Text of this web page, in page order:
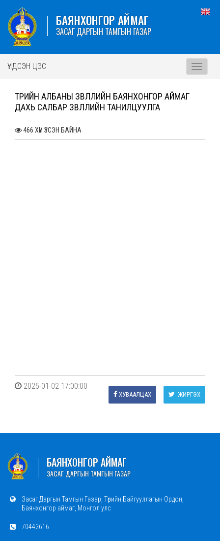
БАЯНХОНГОР АЙМАГ
ЗАСАГ ДАРГЫН ТАМГЫН ГАЗАР
ҮНДСЭН ЦЭС
Toggle
ТӨРИЙН АЛБАНЫ ЗӨВЛӨЛИЙН БАЯНХОНГОР АЙМАГ
ДАХЬ САЛБАР ЗӨВЛӨЛИЙН ТАНИЛЦУУЛГА
466 ХҮН ҮЗСЭН БАЙНА
2025-01-02 17:00:00
ЖИРГЭХ
ХУВААЛЦАХ
БАЯНХОНГОР АЙМАГ
ЗАСАГ ДАРГЫН ТАМГЫН ГАЗАР
Засаг Даргын Тамгын Газар, Төрийн Байгууллагын Ордон,
Баянхонгор аймаг, Монгол улс
70442616